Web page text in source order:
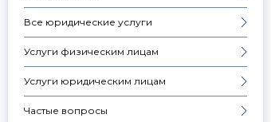
Все юридические услуги
Услуги физическим лицам
Услуги юридическим лицам
Частые вопросы